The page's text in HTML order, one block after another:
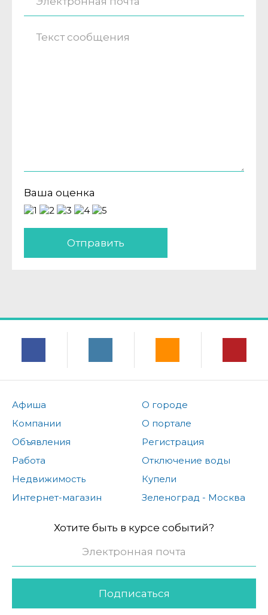
Ваша оценка
Отправить
Афиша
Компании
Объявления
Работа
Недвижимость
Интернет-магазин
О городе
О портале
Регистрация
Отключение воды
Купели
Зеленоград - Москва
Хотите быть в курсе событий?
Подписаться